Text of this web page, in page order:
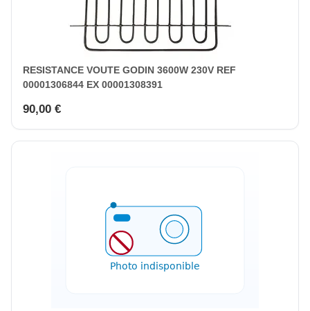
RESISTANCE VOUTE GODIN 3600W 230V REF
00001306844 EX 00001308391
90,00 €